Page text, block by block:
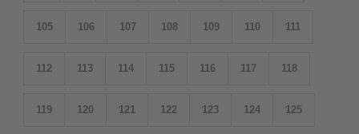
105 106 107 108 109 110 111
112 113 114 115 116 117 118
119 120 121 122 123 124 125